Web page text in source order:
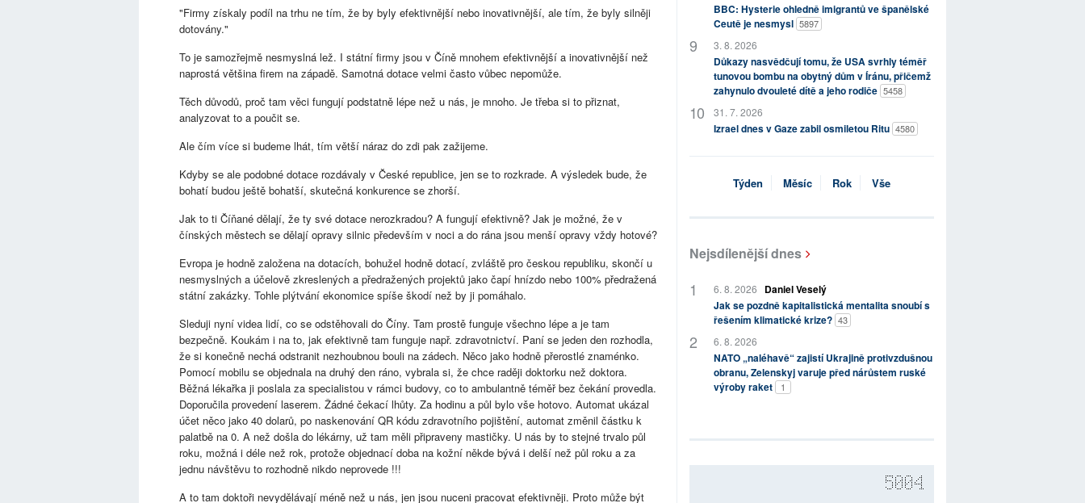
"Firmy získaly podíl na trhu ne tím, že by byly efektivnější nebo inovativnější, ale tím, že byly silněji
dotovány."
To je samozřejmě nesmyslná lež. I státní firmy jsou v Číně mnohem efektivnější a inovativnější než
naprostá většina firem na západě. Samotná dotace velmi často vůbec nepomůže.
Těch důvodů, proč tam věci fungují podstatně lépe než u nás, je mnoho. Je třeba si to přiznat,
analyzovat to a poučit se.
Ale čím více si budeme lhát, tím větší náraz do zdi pak zažijeme.
Kdyby se ale podobné dotace rozdávaly v České republice, jen se to rozkrade. A výsledek bude, že
bohatí budou ještě bohatší, skutečná konkurence se zhorší.
Jak to ti Číňané dělají, že ty své dotace nerozkradou? A fungují efektivně? Jak je možné, že v
čínských městech se dělají opravy silnic především v noci a do rána jsou menší opravy vždy hotové?
Evropa je hodně založena na dotacích, bohužel hodně dotací, zvláště pro českou republiku, skončí u
nesmyslných a účelově zkreslených a předražených projektů jako čapí hnízdo nebo 100% předražená
státní zakázky. Tohle plýtvání ekonomice spíše škodí než by ji pomáhalo.
Sleduji nyní videa lidí, co se odstěhovali do Číny. Tam prostě funguje všechno lépe a je tam
bezpečně. Koukám i na to, jak efektivně tam funguje např. zdravotnictví. Paní se jeden den rozhodla,
že si konečně nechá odstranit nezhoubnou bouli na zádech. Něco jako hodně přerostlé znaménko.
Pomocí mobilu se objednala na druhý den ráno, vybrala si, že chce raději doktorku než doktora.
Běžná lékařka ji poslala za specialistou v rámci budovy, co to ambulantně téměř bez čekání provedla.
Doporučila provedení laserem. Žádné čekací lhůty. Za hodinu a půl bylo vše hotovo. Automat ukázal
účet něco jako 40 dolarů, po naskenování QR kódu zdravotního pojištění, automat změnil částku k
palatbě na 0. A než došla do lékárny, už tam měli připraveny mastičky. U nás by to stejné trvalo půl
roku, možná i déle než rok, protože objednací doba na kožní někde bývá i delší než půl roku a za
jednu návštěvu to rozhodně nikdo neprovede !!!
A to tam doktoři nevydělávají méně než u nás, jen jsou nuceni pracovat efektivněji. Proto může být
BBC: Hysterie ohledně imigrantů ve španělské
Ceutě je nesmysl 5897
3. 8. 2026
Důkazy nasvědčují tomu, že USA svrhly téměř
tunovou bombu na obytný dům v Íránu, přičemž
zahynulo dvouleté dítě a jeho rodiče 5458
31. 7. 2026
Izrael dnes v Gaze zabil osmiletou Ritu 4580
Týden Měsíc Rok Vše
Nejsdílenější dnes
6. 8. 2026
Daniel Veselý
Jak se pozdně kapitalistická mentalita snoubí s
řešením klimatické krize? 43
6. 8. 2026
NATO „naléhavě“ zajistí Ukrajině protivzdušnou
obranu, Zelenskyj varuje před nárůstem ruské
výroby raket
1
5004